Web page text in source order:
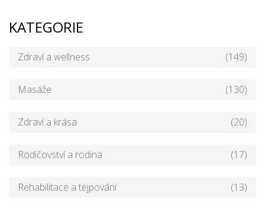
KATEGORIE
Zdraví a wellness (149)
Masáže (130)
Zdraví a krása (20)
Rodičovství a rodina (17)
Rehabilitace a tejpování (13)